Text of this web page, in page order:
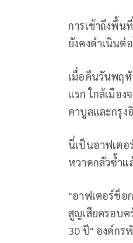
การเข้าถึงพื้
ยังคงดำเนินต่
เมื่อคืนวันพฤ
แรก ใกล้เมือ
คาบูลและกรุง
นี่เป็นอาฟเตอ
หวาดกลัวซ้ำแ
"อาฟเตอร์ช็อ
สูญเสียครอบค
30 ปี" องค์กร